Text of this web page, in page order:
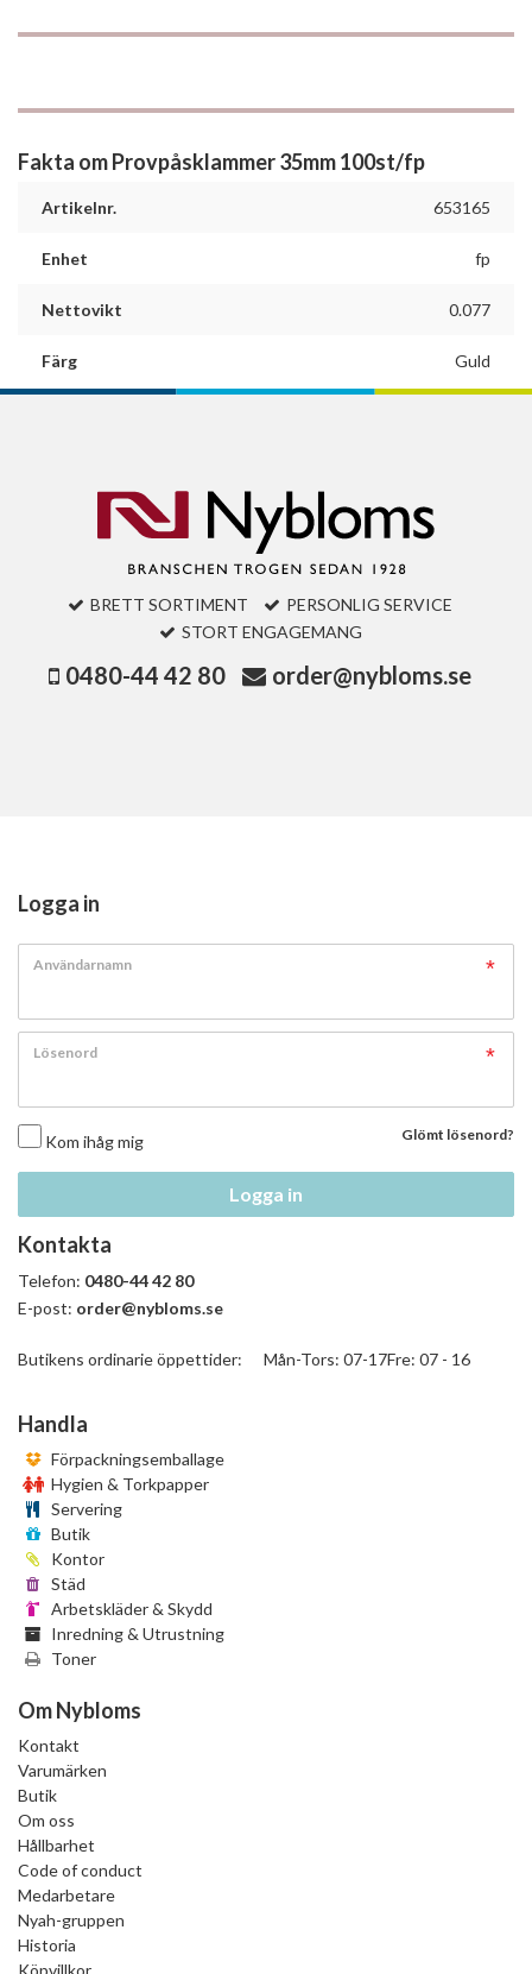
Fakta om Provpåsklammer 35mm 100st/fp
Artikelnr. 653165
Enhet fp
Nettovikt 0.077
Färg Guld
BRETT SORTIMENT
PERSONLIG SERVICE
STORT ENGAGEMANG
0480-44 42 80 order@nybloms.se
Logga in
Användarnamn
Lösenord
Kom ihåg mig Glömt lösenord?
Logga in
Kontakta
Telefon: 0480-44 42 80
E-post: order@nybloms.se
Butikens ordinarie öppettider: Mån-Tors: 07-17Fre: 07 - 16
Handla
Förpackningsemballage
Hygien & Torkpapper
Servering
Butik
Kontor
Städ
Arbetskläder & Skydd
Inredning & Utrustning
Toner
Om Nybloms
Kontakt
Varumärken
Butik
Om oss
Hållbarhet
Code of conduct
Medarbetare
Nyah-gruppen
Historia
Köpvillkor